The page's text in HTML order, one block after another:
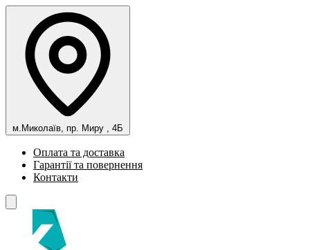
м.Миколаїв, пр. Миру , 4Б
Оплата та доставка
Гарантії та повернення
Контакти